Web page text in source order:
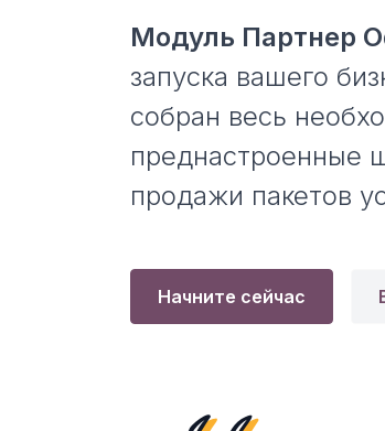
Модуль Партнер
запуска вашего
собран весь
преднастроенные
продажи пакетов
Начните сейчас